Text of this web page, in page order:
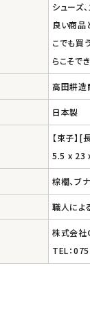
シューズ
良い商品
こでも買
らこそで
高田耕造
日本製
【束子
5.5 x 23
棕櫚、ブ
職人によ
株式会社
TEL：